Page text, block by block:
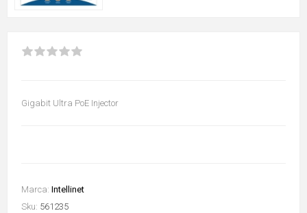
Gigabit Ultra PoE Injector
Marca: Intellinet
Sku: 561235